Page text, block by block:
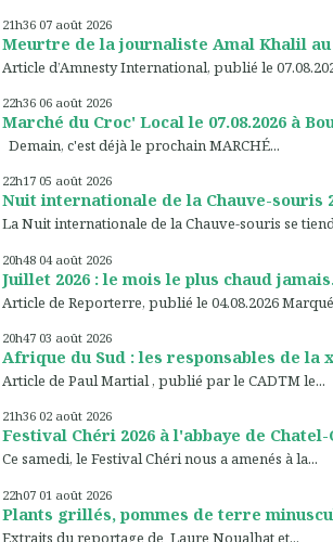
21h36 07 août 2026
Meurtre de la journaliste Amal Khalil au
Article d’Amnesty International, publié le
22h36 06 août 2026
Marché du Croc' Local le 07.08.2026 à
Demain, c'est déjà le prochain MARCHÉ...
22h17 05 août 2026
Nuit internationale de la Chauve-souris
La Nuit internationale de la Chauve-souris se
20h48 04 août 2026
Juillet 2026 : le mois le plus chaud
Article de Reporterre, publié le 04.08.2026
20h47 03 août 2026
Afrique du Sud : les responsables de la
Article de Paul Martial , publié par le CADTM le...
21h36 02 août 2026
Festival Chéri 2026 à l'abbaye de
Ce samedi, le Festival Chéri nous a amenés à la...
22h07 01 août 2026
Plants grillés, pommes de terre
Extraits du reportage de Laure Noualhat et...